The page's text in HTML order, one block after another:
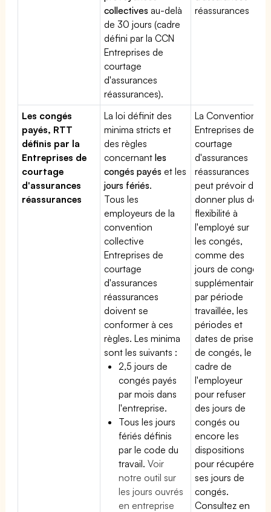
collectives au-delà
de 30 jours (cadre
défini par la CCN
Entreprises de
courtage
d'assurances
réassurances).
réassurances
Les congés
payés, RTT
définis par la
Entreprises de
courtage
d'assurances
réassurances
La loi définit des
minima stricts et
des règles
concernantles
congés payés et les
jours fériés.
Tous les
employeurs de la
convention
collective
Entreprises de
courtage
d'assurances
réassurances
doivent se
conformer à ces
règles. Les minima
sont les suivants :
2,5 jours de
congés payés
par mois dans
l'entreprise.
Tous les jours
fériés définis
par le code du
travail.Voir
notre outil sur
les jours ouvrés
en entreprise
La Convention
Entreprises de
courtage
d'assurances
réassurances
peut prévoir de
donner plus de
flexibilité à
l'employé sur
les congés,
comme des
jours de congé
supplémentaires
par période
travaillée, les
périodes et
dates de prise
de congés, le
cadre de
l'employeur
pour refuser
des jours de
congés ou
encore les
dispositions
pour récupérer
ses jours de
congés.
Consultez en